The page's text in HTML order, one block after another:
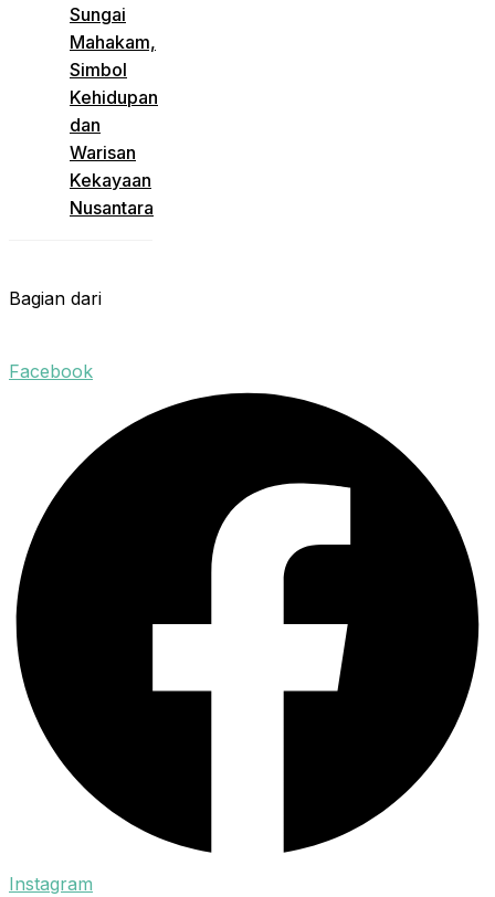
Sungai
Mahakam,
Simbol
Kehidupan
dan
Warisan
Kekayaan
Nusantara
Bagian dari
Facebook
Instagram